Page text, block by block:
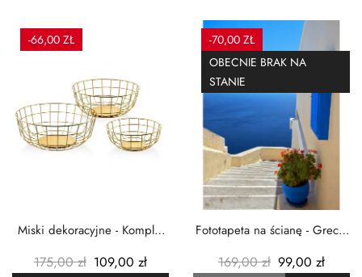
-66,00 ZŁ
Miski dekoracyjne - Komplet
175,00 zł 109,00 zł
-70,00 ZŁ
OBECNIE BRAK NA
STANIE
Fototapeta na ścianę - Grecja
169,00 zł 99,00 zł